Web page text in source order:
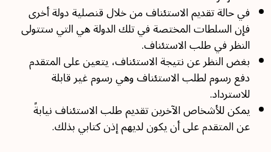
في حالة تقديم الاستئناف من خلال قنصلية دولة أخرى
فإن السلطات المختصة في تلك الدولة هي التي ستتولى
النظر في طلب الاستئناف.
بغض النظر عن نتيجة الاستئناف، يتعين على المتقدم
دفع رسوم لطلب الاستئناف وهي رسوم غير قابلة
للاسترداد.
يمكن للأشخاص الآخرين تقديم طلب الاستئناف نيابةً
عن المتقدم على أن يكون لديهم إذن كتابي بذلك.